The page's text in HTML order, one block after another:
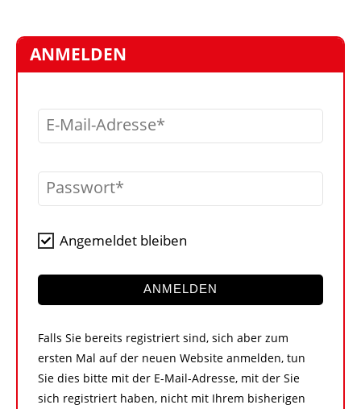
VIDEOS
BIBLIOTHEK
KRAN & BÜHNE
KONTAKT
ANMELDEN
E-Mail-Adresse
Passwort
Angemeldet bleiben
ANMELDEN
Falls Sie bereits registriert sind, sich aber zum
ersten Mal auf der neuen Website anmelden, tun
Sie dies bitte mit der E-Mail-Adresse, mit der Sie
sich registriert haben, nicht mit Ihrem bisherigen